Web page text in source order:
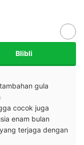
Blibli
gula
cocok juga
enam bulan
terjaga dengan